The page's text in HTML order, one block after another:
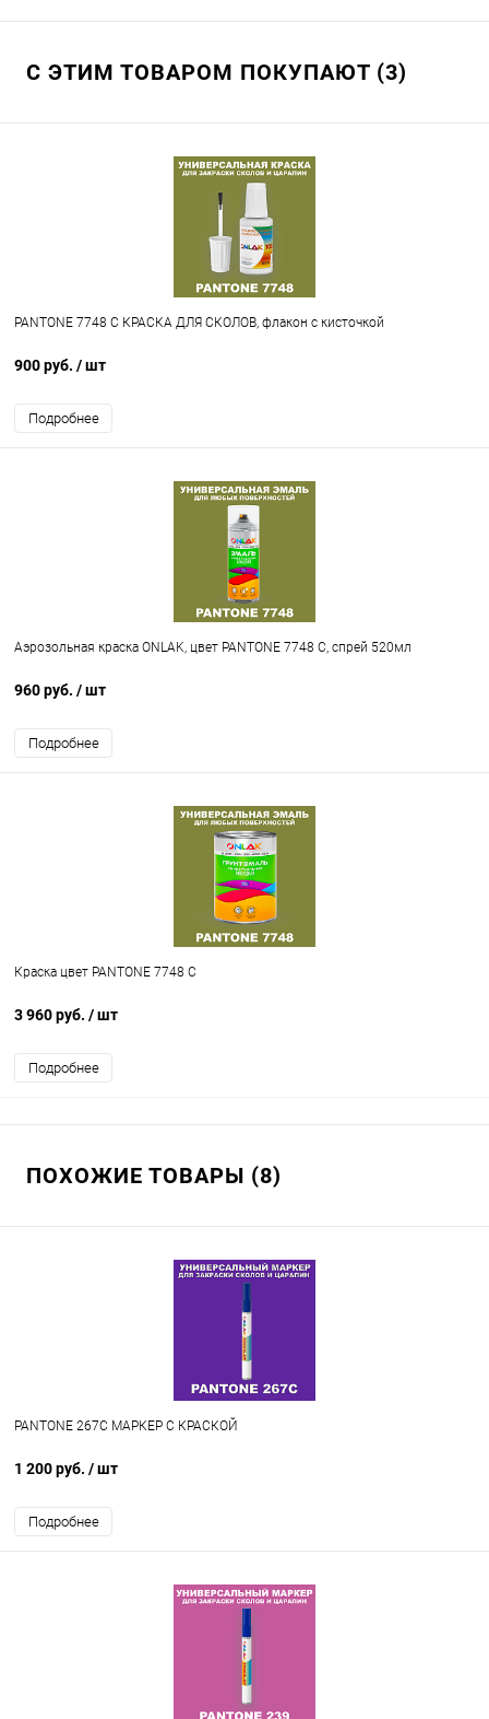
С ЭТИМ ТОВАРОМ ПОКУПАЮТ (3)
PANTONE 7748 C КРАСКА ДЛЯ СКОЛОВ, флакон с кисточкой
900 руб. / шт
Подробнее
Аэрозольная краска ONLAK, цвет PANTONE 7748 C, спрей 520мл
960 руб. / шт
Подробнее
Краска цвет PANTONE 7748 C
3 960 руб. / шт
Подробнее
ПОХОЖИЕ ТОВАРЫ (8)
PANTONE 267C МАРКЕР С КРАСКОЙ
1 200 руб. / шт
Подробнее